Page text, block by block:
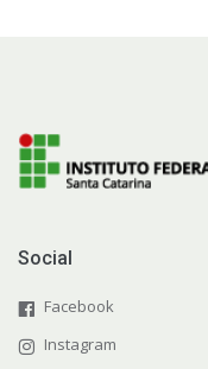
Social
Facebook
Instagram